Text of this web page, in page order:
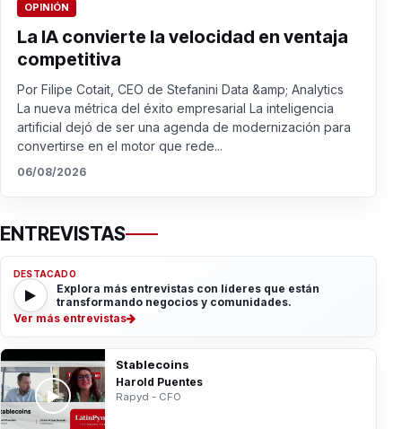
OPINIÓN
La IA convierte la velocidad en ventaja
competitiva
Por Filipe Cotait, CEO de Stefanini Data &amp; Analytics
La nueva métrica del éxito empresarial La inteligencia
artificial dejó de ser una agenda de modernización para
convertirse en el motor que rede...
06/08/2026
ENTREVISTAS
DESTACADO
Explora más entrevistas con líderes que están
transformando negocios y comunidades.
Ver más entrevistas
Stablecoins
Harold Puentes
Rapyd - CFO